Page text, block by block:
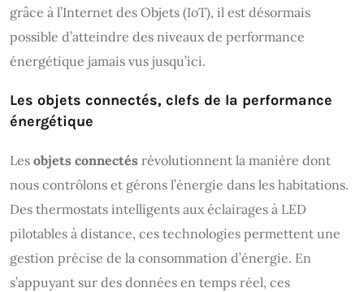
grâce à l’Internet des Objets (IoT), il est désormais
possible d’atteindre des niveaux de performance
énergétique jamais vus jusqu’ici.
Les objets connectés, clefs de la performance
énergétique
Les objets connectés révolutionnent la manière dont
nous contrôlons et gérons l’énergie dans les habitations.
Des thermostats intelligents aux éclairages à LED
pilotables à distance, ces technologies permettent une
gestion précise de la consommation d’énergie. En
s’appuyant sur des données en temps réel, ces